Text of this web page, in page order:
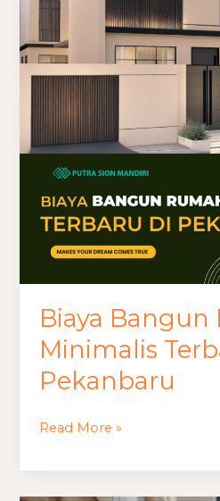
Biaya Bangun
Minimalis
Pekanbaru
Bangun
Rumah
Minimalis
Terbaru
Pekanbaru
Read More »